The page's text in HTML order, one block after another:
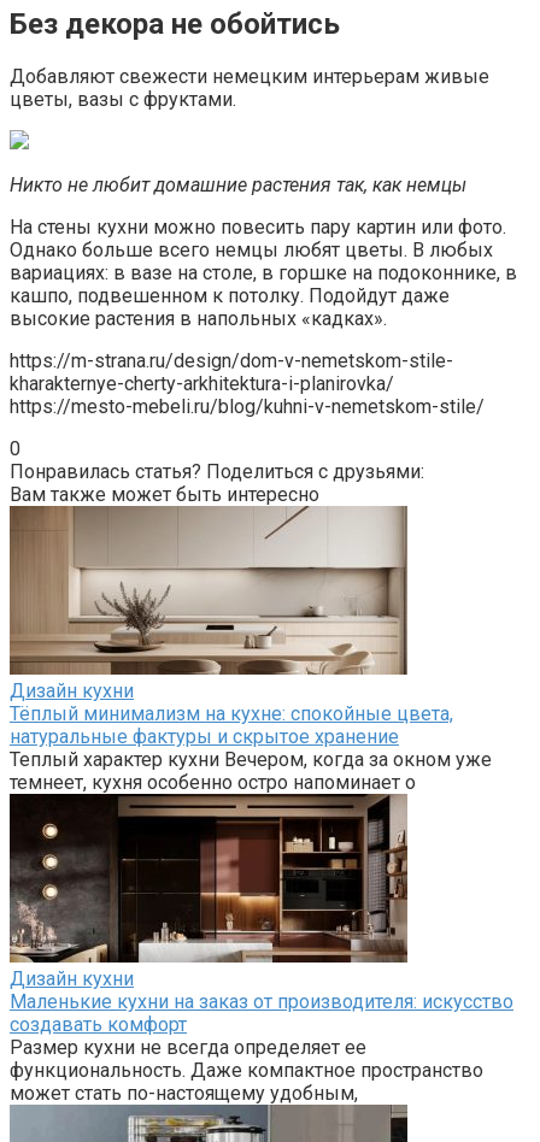
Без декора не обойтись
Добавляют свежести немецким интерьерам живые
цветы, вазы с фруктами.
Никто не любит домашние растения так, как немцы
На стены кухни можно повесить пару картин или фото.
Однако больше всего немцы любят цветы. В любых
вариациях: в вазе на столе, в горшке на подоконнике, в
кашпо, подвешенном к потолку. Подойдут даже
высокие растения в напольных «кадках».
https://m-strana.ru/design/dom-v-nemetskom-stile-
kharakternye-cherty-arkhitektura-i-planirovka/
https://mesto-mebeli.ru/blog/kuhni-v-nemetskom-stile/
0
Понравилась статья? Поделиться с друзьями:
Вам также может быть интересно
Дизайн кухни
Тёплый минимализм на кухне: спокойные цвета,
натуральные фактуры и скрытое хранение
Теплый характер кухни Вечером, когда за окном уже
темнеет, кухня особенно остро напоминает о
Дизайн кухни
Маленькие кухни на заказ от производителя: искусство
создавать комфорт
Размер кухни не всегда определяет ее
функциональность. Даже компактное пространство
может стать по-настоящему удобным,